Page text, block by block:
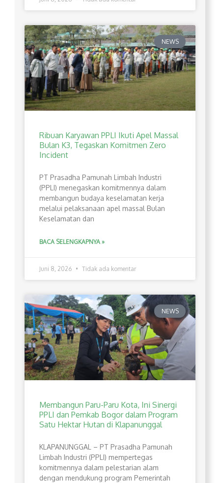
NEWS
Ribuan Karyawan PPLI Ikuti Apel Massal
Bulan K3, Tegaskan Komitmen Zero
Incident
PT Prasadha Pamunah Limbah Industri
(PPLI) menegaskan komitmennya dalam
membangun budaya keselamatan kerja
melalui pelaksanaan apel massal Bulan
Keselamatan dan
BACA SELENGKAPNYA »
Juni 8, 2026 Tidak ada komentar
NEWS
Membangun Paru-Paru Kota, Ini Sinergi
PPLI dan Pemkab Bogor dalam Program
Satu Hektar Hutan di Klapanunggal
​KLAPANUNGGAL – PT Prasadha Pamunah
Limbah Industri (PPLI) mempertegas
komitmennya dalam pelestarian alam
dengan mendukung program Pemerintah